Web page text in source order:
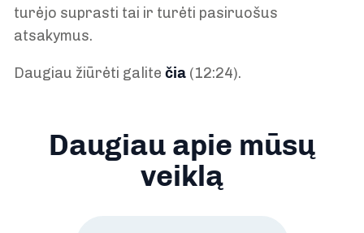
turėjo suprasti tai ir turėti pasiruošus
atsakymus.
Daugiau žiūrėti galite čia (12:24).
Daugiau apie mūsų
veiklą